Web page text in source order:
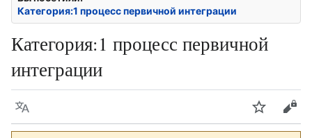
Категория:1 процесс первичной интеграции
Категория:1 процесс первичной
интеграции
Язык Следить